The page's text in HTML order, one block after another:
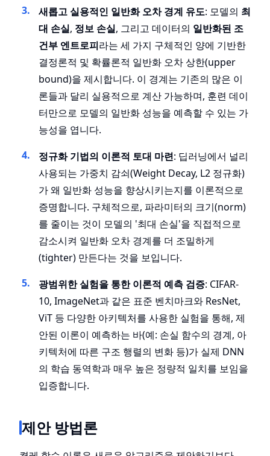
새롭고 실용적인 일반화 오차 경계 유도: 모델의 최
대 손실, 정보 손실, 그리고 데이터의 일반화된 조
건부 엔트로피라는 세 가지 구체적인 양에 기반한
결정론적 및 확률론적 일반화 오차 상한(upper
bound)을 제시합니다. 이 경계는 기존의 많은 이
론들과 달리 실용적으로 계산 가능하며, 훈련 데이
터만으로 모델의 일반화 성능을 예측할 수 있는 가
능성을 엽니다.
정규화 기법의 이론적 토대 마련: 딥러닝에서 널리
사용되는 가중치 감쇠(Weight Decay, L2 정규화)
가 왜 일반화 성능을 향상시키는지를 이론적으로
증명합니다. 구체적으로, 파라미터의 크기(norm)
를 줄이는 것이 모델의 '최대 손실'을 직접적으로
감소시켜 일반화 오차 경계를 더 조밀하게
(tighter) 만든다는 것을 보입니다.
광범위한 실험을 통한 이론적 예측 검증: CIFAR-
10, ImageNet과 같은 표준 벤치마크와 ResNet,
ViT 등 다양한 아키텍처를 사용한 실험을 통해, 제
안된 이론이 예측하는 바(예: 손실 함수의 경계, 아
키텍처에 따른 구조 행렬의 변화 등)가 실제 DNN
의 학습 동역학과 매우 높은 정량적 일치를 보임을
입증합니다.
제안 방법론